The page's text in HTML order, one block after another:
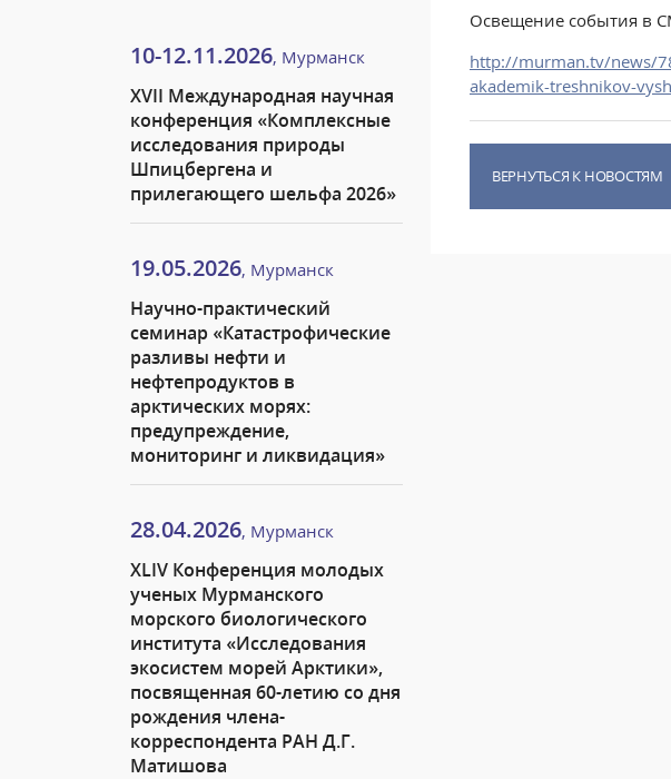
10-12.11.2026, Мурманск
XVII Международная научная
конференция «Комплексные
исследования природы
Шпицбергена и
прилегающего шельфа 2026»
19.05.2026, Мурманск
Научно-практический
семинар «Катастрофические
разливы нефти и
нефтепродуктов в
арктических морях:
предупреждение,
мониторинг и ликвидация»
28.04.2026, Мурманск
XLIV Конференция молодых
ученых Мурманского
морского биологического
института «Исследования
экосистем морей Арктики»,
посвященная 60-летию со дня
рождения члена-
корреспондента РАН Д.Г.
Матишова
Освещение события в
http://murman.tv/news/
akademik-treshnikov-
ВЕРНУТЬСЯ К НОВОСТЯМ